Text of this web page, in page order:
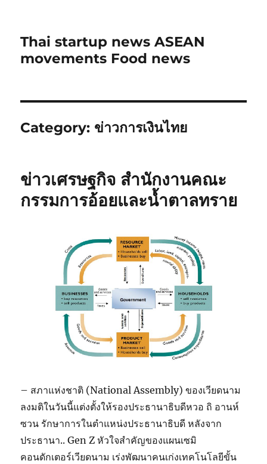
Thai startup news ASEAN
movements Food news
Category: ข่าวการเงินไทย
ข่าวเศรษฐกิจ สำนักงานคณะ
กรรมการอ้อยและน้ำตาลทราย
– สภาแห่งชาติ (National Assembly) ของเวียดนาม
ลงมติในวันนี้แต่งตั้งให้รองประธานาธิบดีหวอ ถิ อานห์
ซวน รักษาการในตำแหน่งประธานาธิบดี หลังจาก
ประธานา.. Gen Z หัวใจสำคัญของแผนเซมิ
คอนดักเตอร์เวียดนาม เร่งพัฒนาคนเก่งเทคโนโลยีขั้น